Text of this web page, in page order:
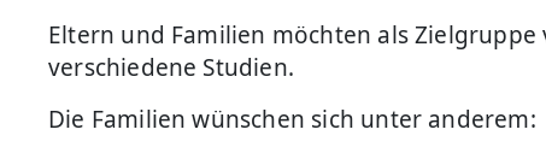
Eltern und Familien möchten als
verschiedene Studien.
Die Familien wünschen sich unter anderem: